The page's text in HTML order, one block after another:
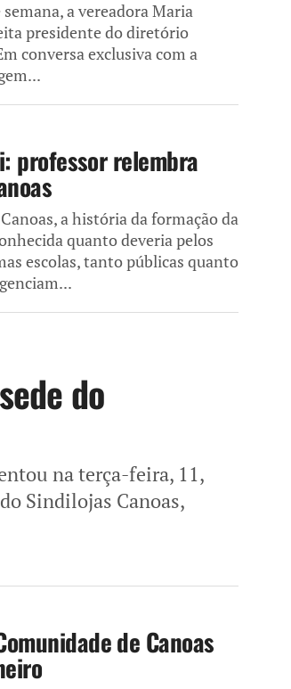
a vereadora Maria
presidente do diretório
conversa exclusiva com a
professor relembra
a história da formação da
quanto deveria pelos
escolas, tanto públicas quanto
do
na terça-feira, 11,
Sindilojas Canoas,
de Canoas